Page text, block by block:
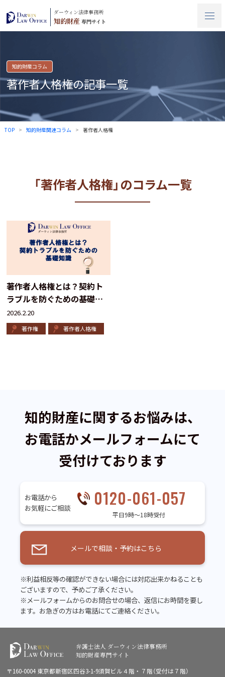
ダーウィン法律事務所
知的財産 専門サイト
知的財産コラム
著作者人格権の記事一覧
TOP 知的財産関連コラム 著作者人格権
「著作者人格権」のコラム一覧
著作者人格権とは？契約ト
ラブルを防ぐための基礎知
識
2026.2.20
著作権 著作者人格権
知的財産に関するお悩みは、
お電話かメールフォームにて
受付けております
お電話から
お気軽にご相談
0120-061-057
平日9時～18時受付
メールで相談・予約はこちら
※利益相反等の確認ができない場合には対応出来かねることも
ございますので、予めご了承ください。
※メールフォームからのお問合せの場合、返信にお時間を要し
ます。お急ぎの方はお電話にてご連絡ください。
弁護士法人 ダーウィン法律事務所
知的財産専門サイト
〒160-0004 東京都新宿区四谷3-1-9須賀ビル４階・７階（受付は７階）